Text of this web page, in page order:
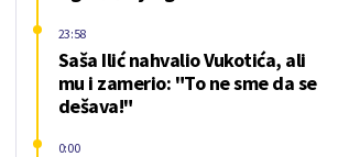
Saša Ilić nahvalio Vukotića, ali
mu i zamerio: "To ne sme da se
dešava!"
23:58
0:00